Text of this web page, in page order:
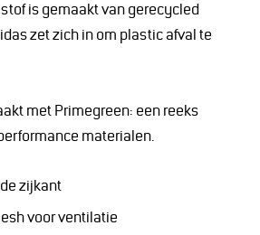
is gemaakt van gerecycled
zet zich in om plastic afval te
met Primegreen: een reeks
materialen.
zijkant
voor ventilatie